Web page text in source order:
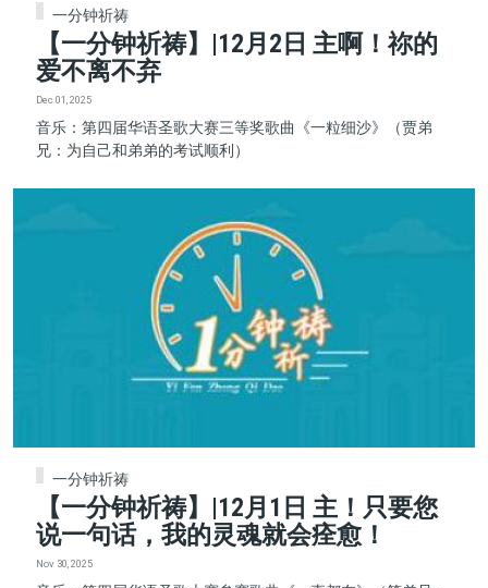
一分钟祈祷
【一分钟祈祷】|12月2日 主啊！祢的
爱不离不弃
Dec 01, 2025
音乐：第四届华语圣歌大赛三等奖歌曲《一粒细沙》（贾弟
兄：为自己和弟弟的考试顺利）
一分钟祈祷
【一分钟祈祷】|12月1日 主！只要您
说一句话，我的灵魂就会痊愈！
Nov 30, 2025